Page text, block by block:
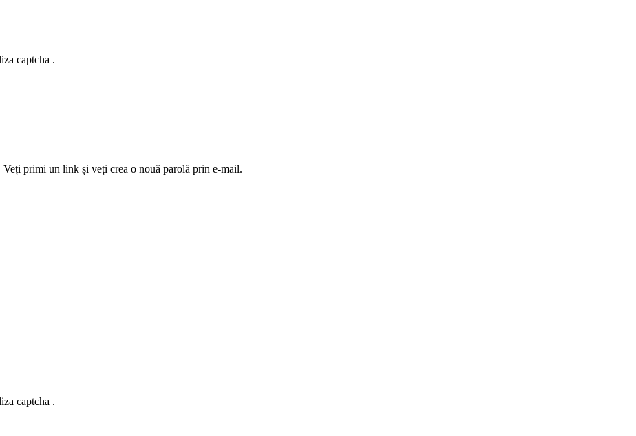
captcha .
primi un link și veți crea o nouă parolă prin e-mail.
captcha .